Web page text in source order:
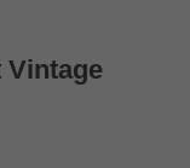
Vintage